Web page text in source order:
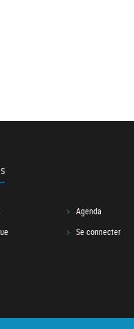
Agenda
Se connecter